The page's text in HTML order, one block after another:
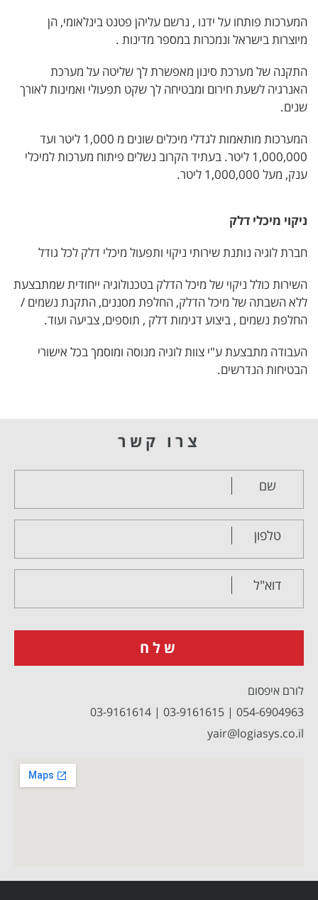
המערכות פותחו על ידנו , נרשם עליהן פטנט בינלאומי, הן
מיוצרות בישראל ונמכרות במספר מדינות .
התקנה של מערכת סינון מאפשרת לך שליטה על מערכת
האנרגיה לשעת חירום ומבטיחה לך שקט תפעולי ואמינות לאורך
שנים.
המערכות מותאמות לגדלי מיכלים שונים מ 1,000 ליטר ועד
1,000,000 ליטר. בעתיד הקרוב נשלים פיתוח מערכות למיכלי
ענק, מעל 1,000,000 ליטר.
ניקוי מיכלי דלק
חברת לוגיה נותנת שירותי ניקוי ותפעול מיכלי דלק לכל גודל
השירות כולל ניקוי של מיכל הדלק בטכנולוגיה ייחודית שמתבצעת
ללא השבתה של מיכל הדלק, החלפת מסננים, התקנת נשמים /
החלפת נשמים , ביצוע דגימות דלק , תוספים, צביעה ועוד.
העבודה מתבצעת ע"י צוות לוגיה מנוסה ומוסמך בכל אישורי
הבטיחות הנדרשים.
צרו קשר
שם
טלפון
דוא"ל
לורם איפסום
054-6904963 | 03-9161615 | 03-9161614
yair@logiasys.co.il